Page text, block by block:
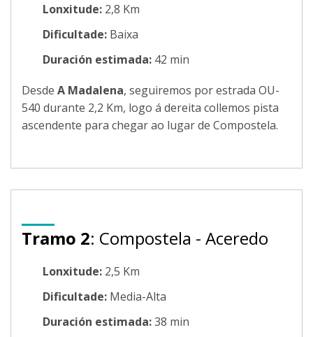
Lonxitude: 2,8 Km
Dificultade: Baixa
Duración estimada: 42 min
Desde A Madalena, seguiremos por estrada OU-
540 durante 2,2 Km, logo á dereita collemos pista
ascendente para chegar ao lugar de Compostela.
Tramo 2: Compostela - Aceredo
Lonxitude: 2,5 Km
Dificultade: Media-Alta
Duración estimada:38 min